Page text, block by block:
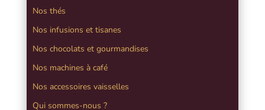
Nos thés
Nos infusions et tisanes
Nos chocolats et gourmandises
Nos machines à café
Nos accessoires vaisselles
Qui sommes-nous ?